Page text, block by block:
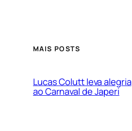
MAIS POSTS
Lucas Colutt leva alegria
ao Carnaval de Japeri